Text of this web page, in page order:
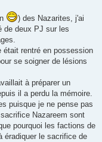
) des Nazarites, j'ai
de deux PJ sur les
était rentré en possession
se soigner de lésions
à préparer un
il a perdu la mémoire.
puisque je ne pense pas
Nazareem sont
pourquoi les factions de
éradiquer le sacrifice de